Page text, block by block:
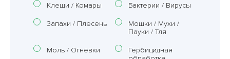
Клещи / Комары Бактерии / Вирусы
Запахи / Плесень
Мошки / Мухи /
Пауки / Тля
Моль / Огневки
Гербицидная